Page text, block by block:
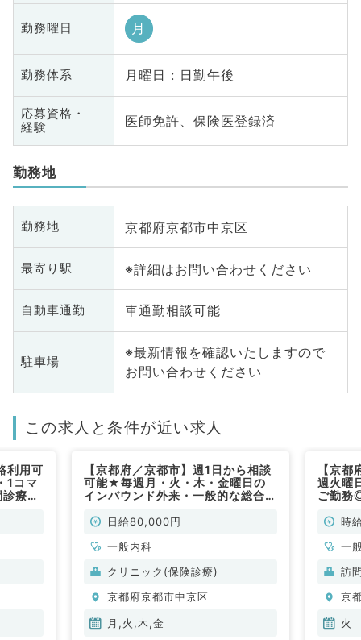
勤務曜日 月
勤務体系 月曜日 : 日勤午後
応募資格・
経験
医師免許、保険医登録済
勤務地
勤務地 京都府京都市中京区
最寄り駅 ※詳細はお問い合わせください
自動車通勤 車通勤相談可能
駐車場
※最新情報を確認いたしますので
お問い合わせください
この求人と条件が近い求人
利用可
1コマ
療の
【京都府／京都市】週1日から相談
可能★毎週月・火・木・金曜日の
インバウンド外来・一般的な総合診
ポート有りで安心の体制◎（一般内
日給80,000円
一般内科
クリニック(保険診療)
京都府京都市中京区
月,火,木,金
【京
週火曜
ご勤務
ンの時
一
訪
京
火